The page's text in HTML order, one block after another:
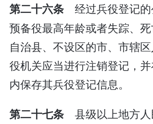
第二十六条经过兵役登记
预备役最高年龄或者失踪、死
自治县、不设区的市、市辖
役机关应当进行注销登记，
内保存其兵役登记信息。
第二十七条县级以上地方